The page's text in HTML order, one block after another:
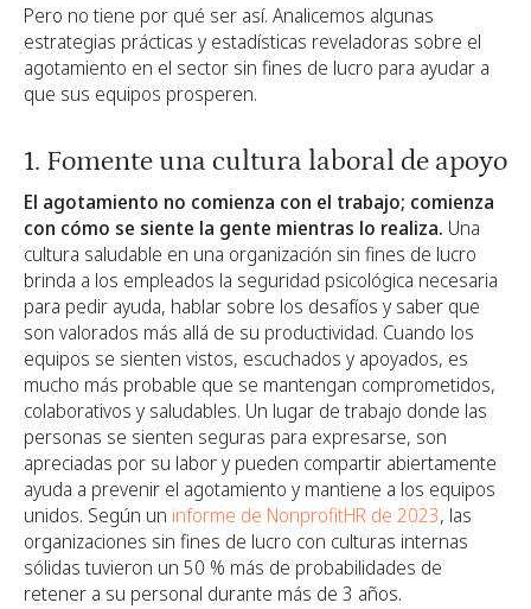
Pero no tiene por qué ser así. Analicemos algunas
estrategias prácticas y estadísticas reveladoras sobre el
agotamiento en el sector sin fines de lucro para ayudar a
que sus equipos prosperen.
1. Fomente una cultura laboral de apoyo
El agotamiento no comienza con el trabajo; comienza
con cómo se siente la gente mientras lo realiza. Una
cultura saludable en una organización sin fines de lucro
brinda a los empleados la seguridad psicológica necesaria
para pedir ayuda, hablar sobre los desafíos y saber que
son valorados más allá de su productividad. Cuando los
equipos se sienten vistos, escuchados y apoyados, es
mucho más probable que se mantengan comprometidos,
colaborativos y saludables. Un lugar de trabajo donde las
personas se sienten seguras para expresarse, son
apreciadas por su labor y pueden compartir abiertamente
ayuda a prevenir el agotamiento y mantiene a los equipos
unidos. Según un informe de NonprofitHR de 2023, las
organizaciones sin fines de lucro con culturas internas
sólidas tuvieron un 50 % más de probabilidades de
retener a su personal durante más de 3 años.